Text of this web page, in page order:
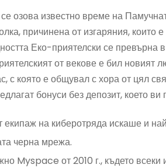
озова известно време на
причинена от изгаряния, които
Еко-приятелски се превърна
от векове е бил новият
с която е общувал с хора от цял
бонуси без депозит, което
на киберотряда искаше и
черна мрежа.
Myspace от 2010 г., където